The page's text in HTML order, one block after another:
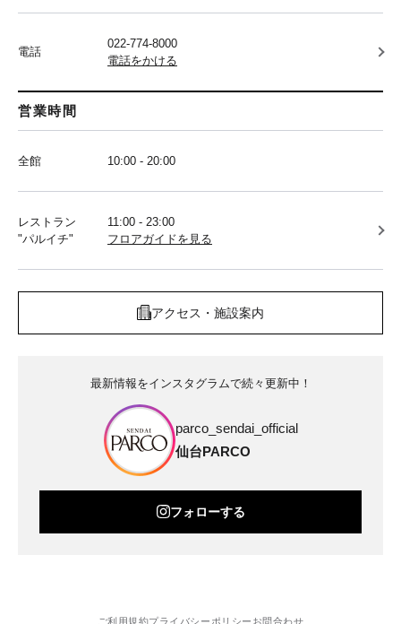
電話
022-774-8000
電話をかける
営業時間
全館 10:00 - 20:00
レストラン
"パルイチ"
11:00 - 23:00
フロアガイドを見る
アクセス・施設案内
最新情報をインスタグラムで続々更新中！
parco_sendai_official
仙台PARCO
フォローする
ご利用規約プライバシーポリシー お問合わせ